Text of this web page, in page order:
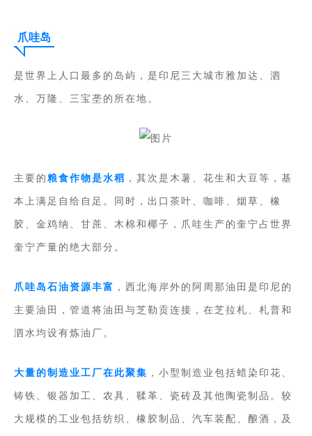
爪哇岛
是世界上人口最多的岛屿，是 印尼三大城市雅加达、泗
水、万隆、三宝垄的所在地 。
主要的 粮食作物是水稻 ，其次是木薯、花生和大豆等，基
本上满足自给自足。同时，出口茶叶、咖啡、烟草、橡
胶、金鸡纳、甘蔗、木棉和椰子，爪哇生产的奎宁占世界
奎宁产量的绝大部分。
爪哇岛石油资源丰富 ，西北海岸外的阿周那油田是印尼的
主要油田，管道将油田与芝勒贡连接，在芝拉札、札普和
泗水均设有炼油厂。
大量的制造业工厂在此聚集 ，小型制造业包括蜡染印花、
铸铁、银器加工、农具、鞣革、瓷砖及其他陶瓷制品。较
大规模的工业包括纺织、橡胶制品、汽车装配、酿酒，及